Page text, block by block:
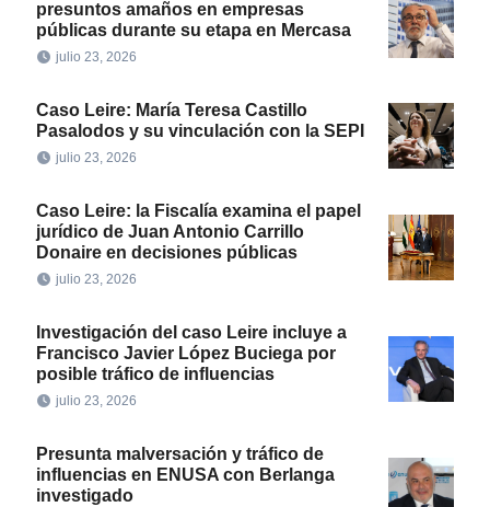
presuntos amaños en empresas
públicas durante su etapa en Mercasa
julio 23, 2026
Caso Leire: María Teresa Castillo
Pasalodos y su vinculación con la SEPI
julio 23, 2026
Caso Leire: la Fiscalía examina el papel
jurídico de Juan Antonio Carrillo
Donaire en decisiones públicas
julio 23, 2026
Investigación del caso Leire incluye a
Francisco Javier López Buciega por
posible tráfico de influencias
julio 23, 2026
Presunta malversación y tráfico de
influencias en ENUSA con Berlanga
investigado